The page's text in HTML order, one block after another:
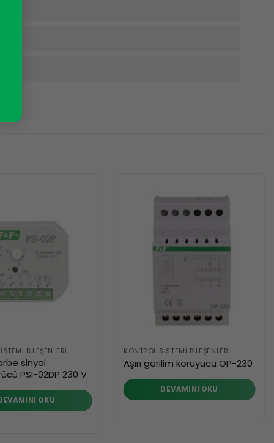
BILEŞENLERI
sinyal
PSI-02DP 230 V
OKU
KONTROL SISTEMI BILEŞENLERI
Aşırı gerilim koruyucu OP-230
DEVAMINI OKU